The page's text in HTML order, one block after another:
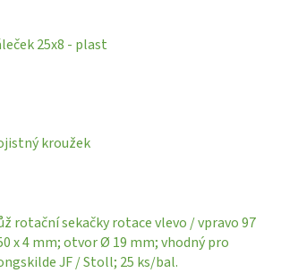
25x8 - plast
kroužek
rotační sekačky rotace vlevo / vpravo 97
x 4 mm; otvor Ø 19 mm; vhodný pro
JF / Stoll; 25 ks/bal.